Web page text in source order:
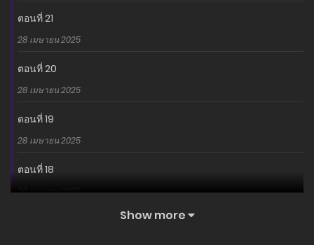
ตอนที่ 21
28 เมษายน 2025
ตอนที่ 20
28 เมษายน 2025
ตอนที่ 19
28 เมษายน 2025
ตอนที่ 18
28 เมษายน 2025
Show more